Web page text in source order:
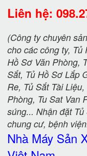
Liên hệ:
(Công ty chuyên
cho các công ty, Tủ
Hồ Sơ Văn Phòng,
Sắt, Tủ Hồ Sơ Lắp
Re, Tủ Sắt Tài
Phòng, Tu Sat Van
súng... Nhận đặt
chung cư, bệnh
Nhà Máy Sản